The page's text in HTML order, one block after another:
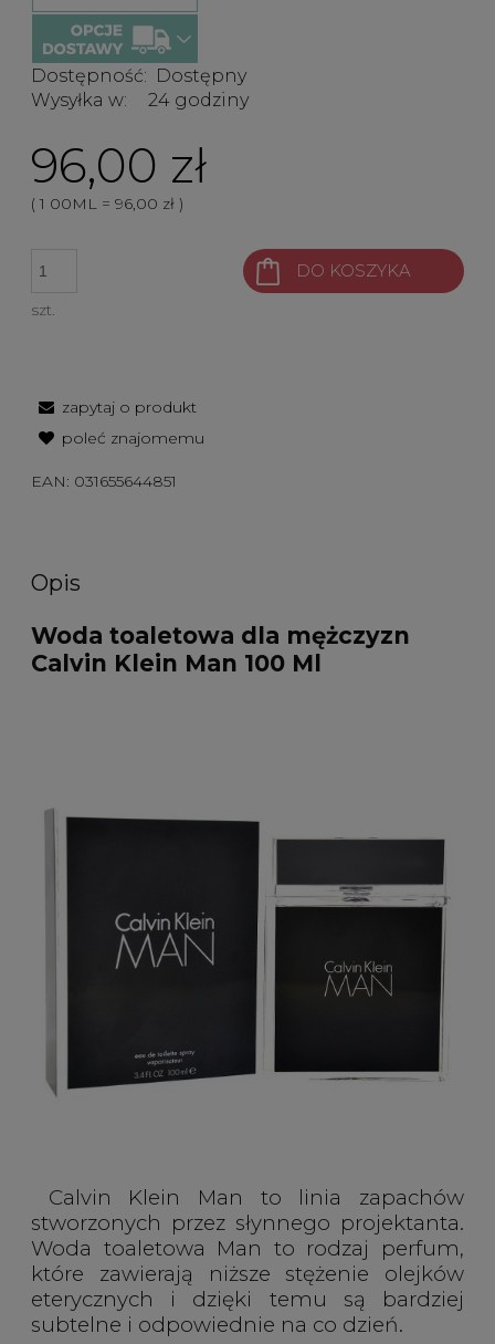
Dostępność: Dostępny
Wysyłka w:
24 godziny
96,00 zł
( 1 00ML = 96,00 zł )
szt.
DO KOSZYKA
zapytaj o produkt
poleć znajomemu
EAN: 031655644851
Opis
Woda toaletowa dla mężczyzn
Calvin Klein Man 100 Ml
Calvin Klein Man to linia zapachów
stworzonych przez słynnego projektanta.
Woda toaletowa Man to rodzaj perfum,
które zawierają niższe stężenie olejków
eterycznych i dzięki temu są bardziej
subtelne i odpowiednie na co dzień.